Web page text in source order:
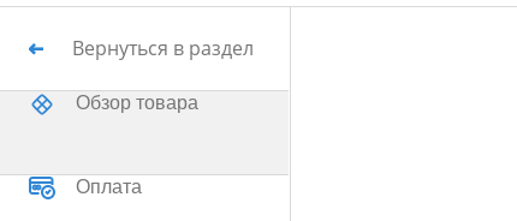
Вернуться в раздел
Обзор товара
Оплата